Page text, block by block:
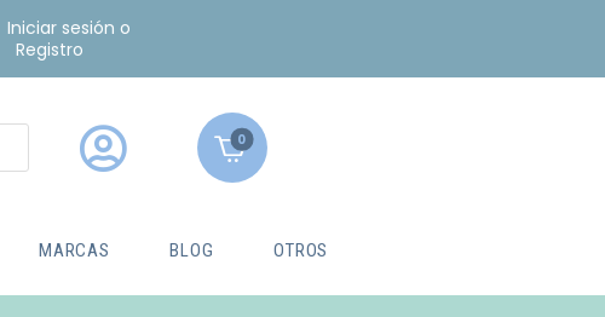
Iniciar sesión o
Registro
0
MARCAS BLOG OTROS